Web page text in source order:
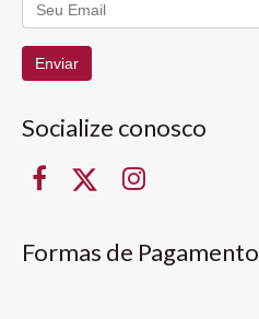
Enviar
Socialize conosco
Formas de Pagamento